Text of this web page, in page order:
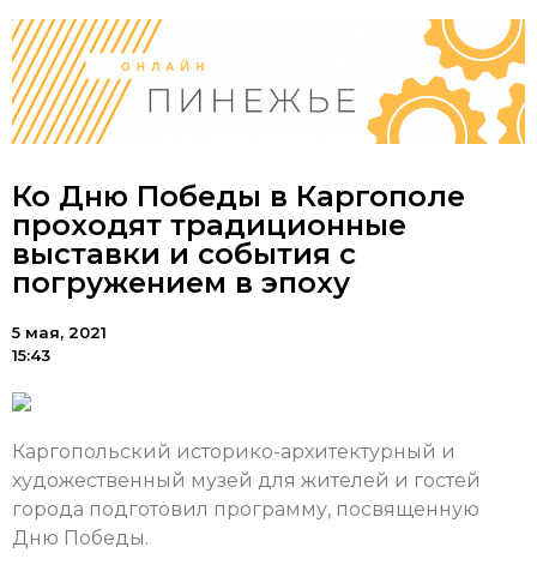
Ко Дню Победы в Каргополе
проходят традиционные
выставки и события с
погружением в эпоху
5 мая, 2021
15:43
Каргопольский историко-архитектурный и
художественный музей для жителей и гостей
города подготовил программу, посвященную
Дню Победы.